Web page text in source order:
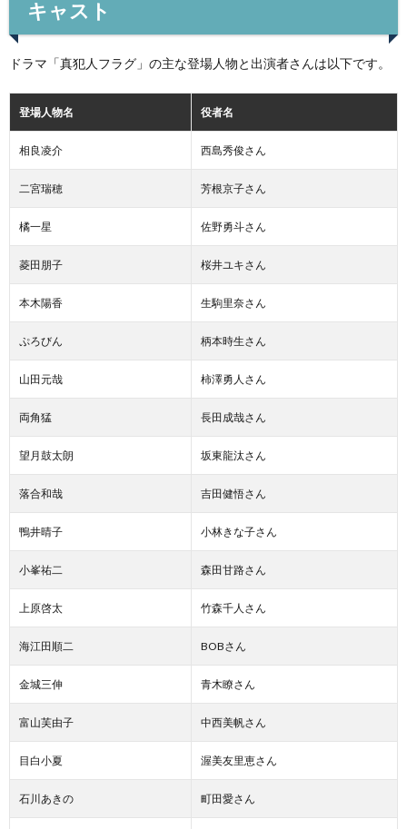
キャスト
ドラマ「真犯人フラグ」の主な登場人物と出演者さんは以下です。
登場人物名 役者名
相良凌介 西島秀俊さん
二宮瑞穂 芳根京子さん
橘一星 佐野勇斗さん
菱田朋子 桜井ユキさん
本木陽香 生駒里奈さん
ぷろびん 柄本時生さん
山田元哉 柿澤勇人さん
両角猛 長田成哉さん
望月鼓太朗 坂東龍汰さん
落合和哉 吉田健悟さん
鴨井晴子 小林きな子さん
小峯祐二 森田甘路さん
上原啓太 竹森千人さん
海江田順二 BOBさん
金城三伸 青木瞭さん
富山芙由子 中西美帆さん
目白小夏 渥美友里恵さん
石川あきの 町田愛さん